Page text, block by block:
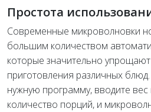
Простота
Современные микроволновки
большим количеством
которые значительно
приготовления различных
нужную программу, вводите вес
количество порций, и